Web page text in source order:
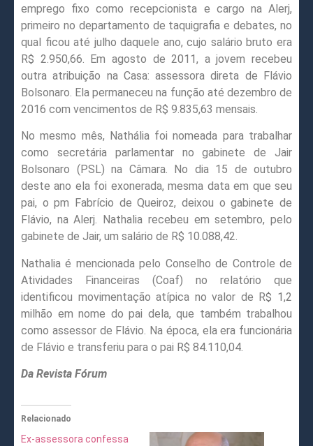
emprego fixo como recepcionista e cargo na Alerj,
primeiro no departamento de taquigrafia e debates, no
qual ficou até julho daquele ano, cujo salário bruto era
R$ 2.950,66. Em agosto de 2011, a jovem recebeu
outra atribuição na Casa: assessora direta de Flávio
Bolsonaro. Ela permaneceu na função até dezembro de
2016 com vencimentos de R$ 9.835,63 mensais.
No mesmo mês, Nathália foi nomeada para trabalhar
como secretária parlamentar no gabinete de Jair
Bolsonaro (PSL) na Câmara. No dia 15 de outubro
deste ano ela foi exonerada, mesma data em que seu
pai, o pm Fabrício de Queiroz, deixou o gabinete de
Flávio, na Alerj. Nathalia recebeu em setembro, pelo
gabinete de Jair, um salário de R$ 10.088,42.
Nathalia é mencionada pelo Conselho de Controle de
Atividades Financeiras (Coaf) no relatório que
identificou movimentação atípica no valor de R$ 1,2
milhão em nome do pai dela, que também trabalhou
como assessor de Flávio. Na época, ela era funcionária
de Flávio e transferiu para o pai R$ 84.110,04.
Da Revista Fórum
Relacionado
Ex-assessora confessa